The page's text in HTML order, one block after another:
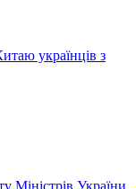
українців з
Міністрів України